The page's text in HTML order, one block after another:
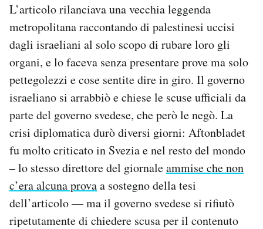
L’articolo rilanciava una vecchia leggenda
metropolitana raccontando di palestinesi uccisi
dagli israeliani al solo scopo di rubare loro gli
organi, e lo faceva senza presentare prove ma solo
pettegolezzi e cose sentite dire in giro. Il governo
israeliano si arrabbiò e chiese le scuse ufficiali da
parte del governo svedese, che però le negò. La
crisi diplomatica durò diversi giorni: Aftonbladet
fu molto criticato in Svezia e nel resto del mondo
– lo stesso direttore del giornaleammise che non
c’era alcuna provaa sostegno della tesi
dell’articolo — ma il governo svedese si rifiutò
ripetutamente di chiedere scusa per il contenuto